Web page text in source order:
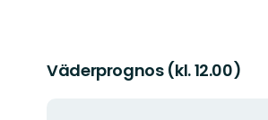
Väderprognos (kl. 12.00)